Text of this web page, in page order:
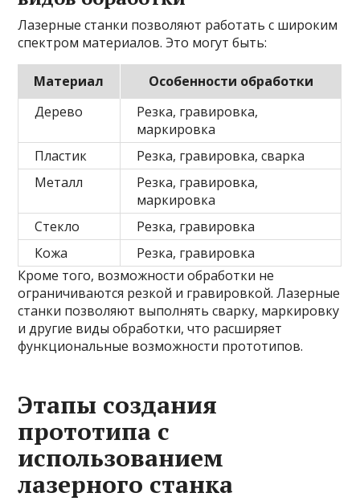
Лазерные станки позволяют работать с широким
спектром материалов. Это могут быть:
Материал
Особенности обработки
Дерево
Резка, гравировка,
маркировка
Пластик
Резка, гравировка, сварка
Металл
Резка, гравировка,
маркировка
Стекло
Резка, гравировка
Кожа
Резка, гравировка
Кроме того, возможности обработки не
ограничиваются резкой и гравировкой. Лазерные
станки позволяют выполнять сварку, маркировку
и другие виды обработки, что расширяет
функциональные возможности прототипов.
Этапы создания
прототипа с
использованием
лазерного станка